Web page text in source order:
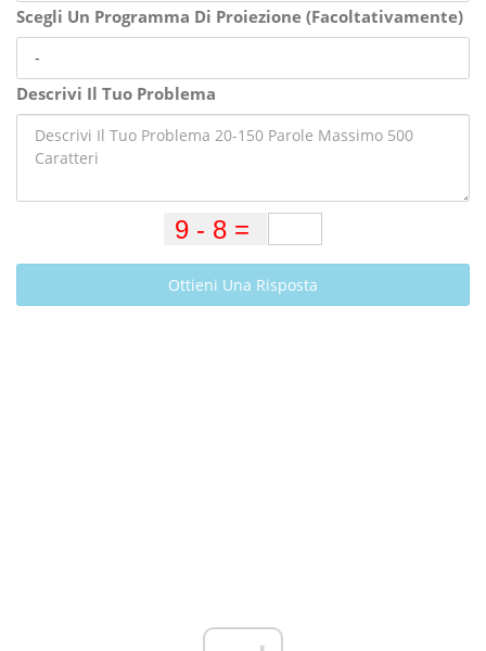
Scegli Un Programma Di Proiezione (Facoltativamente)
Descrivi Il Tuo Problema
Ottieni Una Risposta